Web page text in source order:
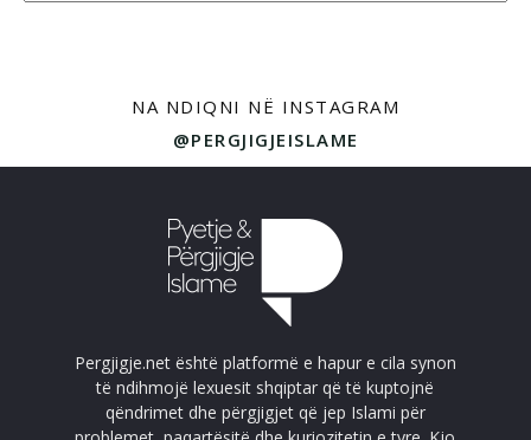
NA NDIQNI NË INSTAGRAM
@PERGJIGJEISLAME
Pergjigje.net është platformë e hapur e cila synon
të ndihmojë lexuesit shqiptar që të kuptojnë
qëndrimet dhe përgjigjet që jep Islami për